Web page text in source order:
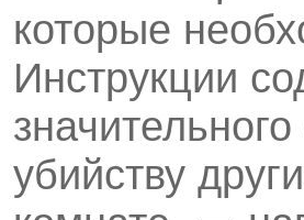
которые
Инструкции
убийству